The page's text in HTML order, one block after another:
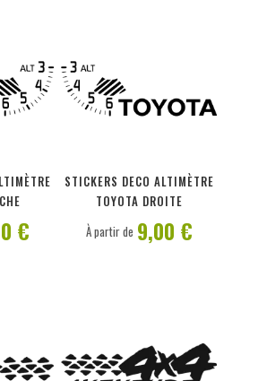
€
STICKERS DECO ALTIMÈTRE
TOYOTA DROITE
À partir de 9,00 €